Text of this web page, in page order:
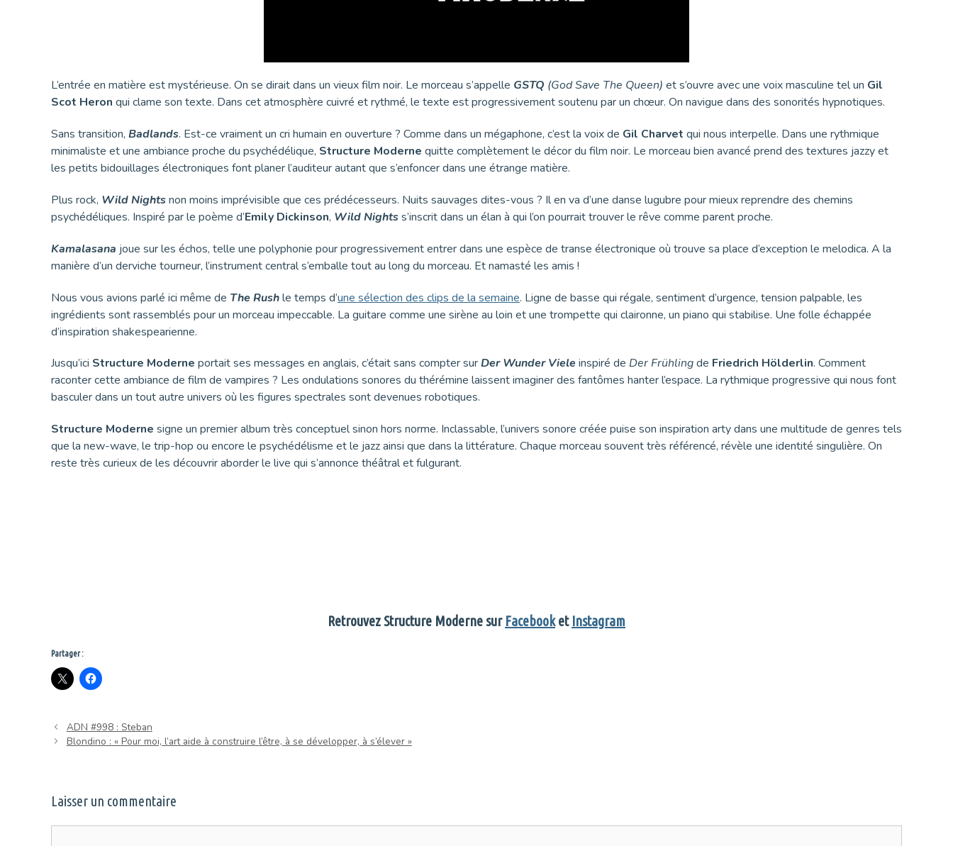
L’entrée en matière est mystérieuse. On se dirait dans un vieux film noir. Le morceau s’appelle GSTQ (God Save The Queen) et s’ouvre avec une voix masculine tel un Gil
Scot Heron qui clame son texte. Dans cet atmosphère cuivré et rythmé, le texte est progressivement soutenu par un chœur. On navigue dans des sonorités hypnotiques.
Sans transition, Badlands. Est-ce vraiment un cri humain en ouverture ? Comme dans un mégaphone, c’est la voix de Gil Charvet qui nous interpelle. Dans une rythmique
minimaliste et une ambiance proche du psychédélique, Structure Moderne quitte complètement le décor du film noir. Le morceau bien avancé prend des textures jazzy et
les petits bidouillages électroniques font planer l’auditeur autant que s’enfoncer dans une étrange matière.
Plus rock, Wild Nightsnon moins imprévisible que ces prédécesseurs. Nuits sauvages dites-vous ? Il en va d’une danse lugubre pour mieux reprendre des chemins
psychédéliques. Inspiré par le poème d’Emily Dickinson, Wild Nightss’inscrit dans un élan à qui l’on pourrait trouver le rêve comme parent proche.
Kamalasana joue sur les échos, telle une polyphonie pour progressivement entrer dans une espèce de transe électronique où trouve sa place d’exception le melodica. A la
manière d’un derviche tourneur, l’instrument central s’emballe tout au long du morceau. Et namasté les amis !
Nous vous avions parlé ici même de The Rushle temps d’une sélection des clips de la semaine. Ligne de basse qui régale, sentiment d’urgence, tension palpable, les
ingrédients sont rassemblés pour un morceau impeccable. La guitare comme une sirène au loin et une trompette qui claironne, un piano qui stabilise. Une folle échappée
d’inspiration shakespearienne.
Jusqu’ici Structure Moderne portait ses messages en anglais, c’était sans compter surDer Wunder Vieleinspiré de Der Frühlingde Friedrich Hölderlin. Comment
raconter cette ambiance de film de vampires ? Les ondulations sonores du thérémine laissent imaginer des fantômes hanter l’espace. La rythmique progressive qui nous font
basculer dans un tout autre univers où les figures spectrales sont devenues robotiques.
Structure Moderne signe un premier album très conceptuel sinon hors norme. Inclassable, l’univers sonore créée puise son inspiration arty dans une multitude de genres tels
que la new-wave, le trip-hop ou encore le psychédélisme et le jazz ainsi que dans la littérature. Chaque morceau souvent très référencé, révèle une identité singulière. On
reste très curieux de les découvrir aborder le live qui s’annonce théâtral et fulgurant.
Retrouvez Structure Moderne sur Facebooket Instagram
Partager :
ADN #998 : Steban
Blondino : « Pour moi, l’art aide à construire l’être, à se développer, à s’élever »
Laisser un commentaire